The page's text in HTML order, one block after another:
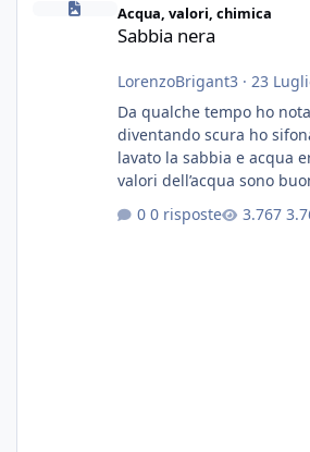
Acqua, valori, chimica
Sabbia nera
LorenzoBrigant3 · 23
Da qualche tempo ho
diventando scura ho
lavato la sabbia e acqua
valori dell’acqua sono
fertilizzato.le foglie delle
0 risposte